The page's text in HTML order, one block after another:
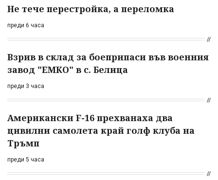
Не тече перестройка, а переломка
преди 6 часа
Взрив в склад за боеприпаси във военния
завод "ЕМКО" в с. Белица
преди 3 часа
Американски F-16 прехванаха два
цивилни самолета край голф клуба на
Тръмп
преди 5 часа